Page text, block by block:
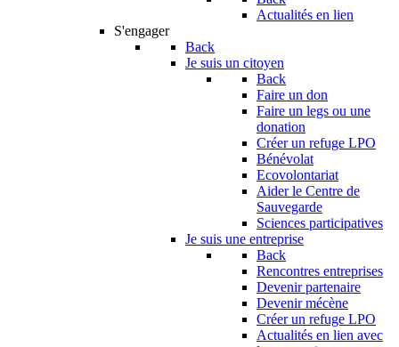
Actualités en lien
S'engager
Back
Je suis un citoyen
Back
Faire un don
Faire un legs ou une
donation
Créer un refuge LPO
Bénévolat
Ecovolontariat
Aider le Centre de
Sauvegarde
Sciences participatives
Je suis une entreprise
Back
Rencontres entreprises
Devenir partenaire
Devenir mécène
Créer un refuge LPO
Actualités en lien avec